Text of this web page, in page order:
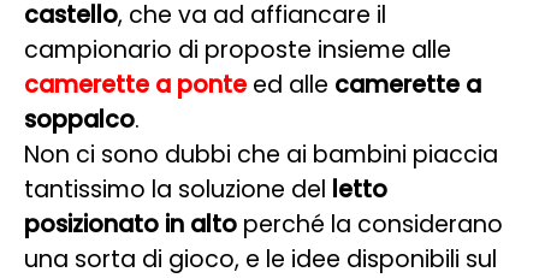
castello, che va ad affiancare il
campionario di proposte insieme alle
camerette a ponte ed alle camerette a
soppalco.
Non ci sono dubbi che ai bambini piaccia
tantissimo la soluzione del letto
posizionato in alto perché la considerano
una sorta di gioco, e le idee disponibili sul